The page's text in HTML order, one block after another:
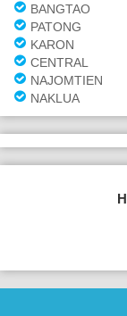
BANGTAO
PATONG
KARON
CENTRAL
NAJOMTIEN
NAKLUA